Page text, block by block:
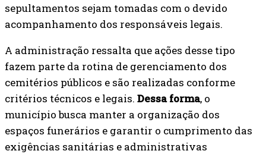
sepultamentos sejam tomadas com o devido
acompanhamento dos responsáveis legais.
A administração ressalta que ações desse tipo
fazem parte da rotina de gerenciamento dos
cemitérios públicos e são realizadas conforme
critérios técnicos e legais. Dessa forma, o
município busca manter a organização dos
espaços funerários e garantir o cumprimento das
exigências sanitárias e administrativas